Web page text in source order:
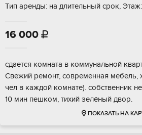
Тип аренды: на длительный срок,
16 000 
сдается комната в коммунальной
Свежий ремонт, современная мебель,
чел в каждой комнате). собственник
10 мин пешком, тихий зелёный двор.
ПОКАЗАТЬ НА